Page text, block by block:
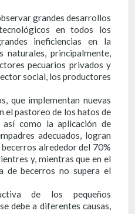
grandes desarrollos
en todos los
ineficiencias en la
principalmente,
pecuarios privados y
social, los productores
que implementan nuevas
el pastoreo de los hatos de
como la aplicación de
adecuados, logran
alrededor del 70%
y, mientras que en el
de becerros no supera el
de los pequeños
debe a diferentes causas,